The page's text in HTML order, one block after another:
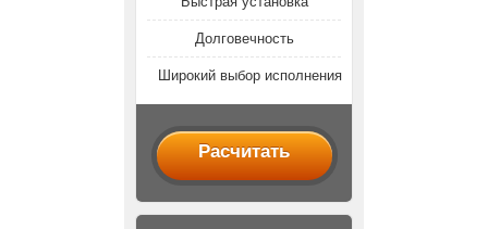
Долговечность
Широкий выбор исполнения
Расчитать